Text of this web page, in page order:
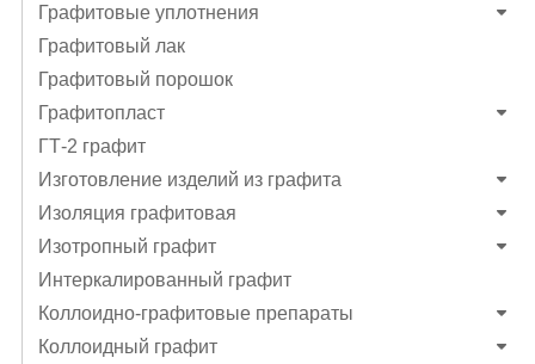
Графитовые уплотнения
Графитовый лак
Графитовый порошок
Графитопласт
ГТ-2 графит
Изготовление изделий из графита
Изоляция графитовая
Изотропный графит
Интеркалированный графит
Коллоидно-графитовые препараты
Коллоидный графит